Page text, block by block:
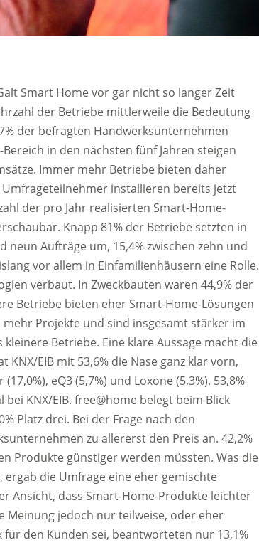
Smart Home vor gar nicht so langer Zeit
der Betriebe mittlerweile die Bedeutung
der befragten Handwerksunternehmen
in den nächsten fünf Jahren steigen
Immer mehr Betriebe bieten daher
installieren bereits jetzt
der pro Jahr realisierten Smart-Home-
Knapp 81% der Betriebe setzten in
Aufträge um, 15,4% zwischen zehn und
vor allem in Einfamilienhäusern eine Rolle.
verbaut. In Zweckbauten waren 44,9% der
Betriebe bieten eher Smart-Home-Lösungen
Projekte und sind insgesamt stärker im
Betriebe. Eine klare Aussage macht die
EIB mit 53,6% die Nase ganz klar vorn,
eQ3 (5,7%) und Loxone (5,3%). 53,8%
KNX/EIB. free@home belegt beim Blick
Platz drei. Bei der Frage nach den
zu allererst den Preis an. 42,2%
Produkte günstiger werden müssten. Was die
die Umfrage eine eher gemischte
Ansicht, dass Smart-Home-Produkte leichter
Meinung jedoch nur teilweise, oder eher
den Kunden sei, beantworteten nur 13,1%